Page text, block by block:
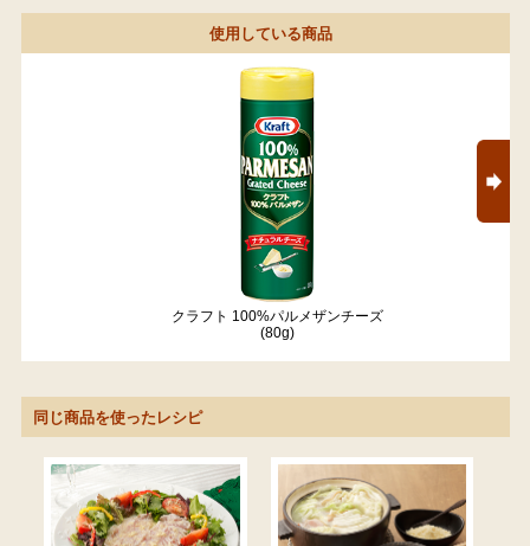
使用している商品
クラフト 100%パルメザンチーズ
(80g)
同じ商品を使ったレシピ